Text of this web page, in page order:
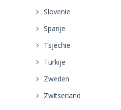
Slovenie
Spanje
Tsjechie
Turkije
Zweden
Zwitserland